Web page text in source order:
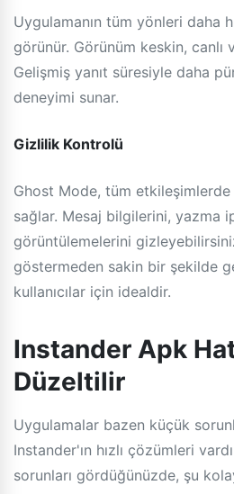
Uygulamanın tüm yönleri daha
görünür. Görünüm keskin, canlı
Gelişmiş yanıt süresiyle daha
deneyimi sunar.
Gizlilik Kontrolü
Ghost Mode, tüm
sağlar. Mesaj bilgilerini, yazma
görüntülemelerini
göstermeden sakin bir şekilde
kullanıcılar için idealdir.
Instander Apk
Düzeltilir
Uygulamalar bazen küçük
Instander'ın hızlı çözümleri
sorunları gördüğünüzde, şu